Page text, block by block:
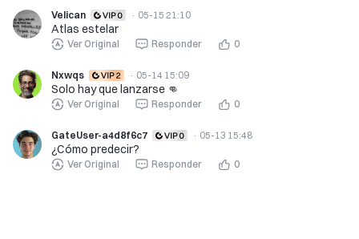
Velican · 05-15 21:10
Atlas estelar
Ver Original Responder 0
Nxwqs · 05-14 15:09
Solo hay que lanzarse 👊
Ver Original Responder 0
GateUser-a4d8f6c7 · 05-13 15:48
¿Cómo predecir?
Ver Original Responder 0